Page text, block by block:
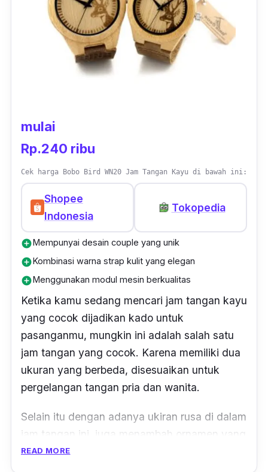
mulai
Rp.240 ribu
Cek harga Bobo Bird WN20 Jam Tangan Kayu di bawah ini:
Shopee
Indonesia
Tokopedia
add_circleMempunyai desain couple yang unik
add_circleKombinasi warna strap kulit yang elegan
add_circleMenggunakan modul mesin berkualitas
Ketika kamu sedang mencari jam tangan kayu
yang cocok dijadikan kado untuk
pasanganmu, mungkin ini adalah salah satu
jam tangan yang cocok. Karena memiliki dua
ukuran yang berbeda, disesuaikan untuk
pergelangan tangan pria dan wanita.
Selain itu dengan adanya ukiran rusa di dalam
jam tangan ini, juga menambah ornamen yang
pas untuk jarum jam yang simple dan
READ MORE